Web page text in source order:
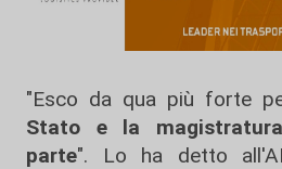
"Esco da qua più forte
Stato e la
parte". Lo ha detto